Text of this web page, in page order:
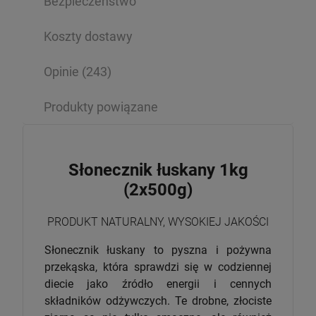
Koszty dostawy
Opinie (243)
Produkty powiązane
Słonecznik łuskany 1kg
(2x500g)
PRODUKT NATURALNY, WYSOKIEJ JAKOŚCI
Słonecznik łuskany to pyszna i pożywna
przekąska, która sprawdzi się w codziennej
diecie jako źródło energii i cennych
składników odżywczych. Te drobne, złociste